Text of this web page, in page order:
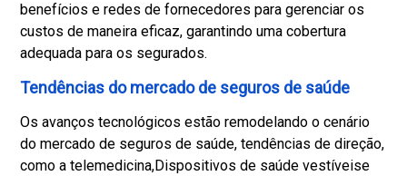
benefícios e redes de fornecedores para gerenciar os
custos de maneira eficaz, garantindo uma cobertura
adequada para os segurados.
Tendências do mercado de seguros de saúde
Os avanços tecnológicos estão remodelando o cenário
do mercado de seguros de saúde, tendências de direção,
como a telemedicina,Dispositivos de saúde vestíveise